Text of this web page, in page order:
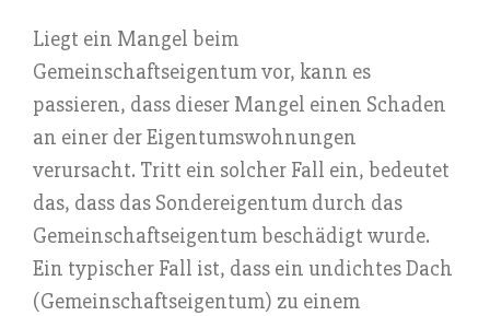
Liegt ein Mangel beim
Gemeinschaftseigentum vor, kann es
passieren, dass dieser Mangel einen Schaden
an einer der Eigentumswohnungen
verursacht. Tritt ein solcher Fall ein, bedeutet
das, dass das Sondereigentum durch das
Gemeinschaftseigentum beschädigt wurde.
Ein typischer Fall ist, dass ein undichtes Dach
(Gemeinschaftseigentum) zu einem